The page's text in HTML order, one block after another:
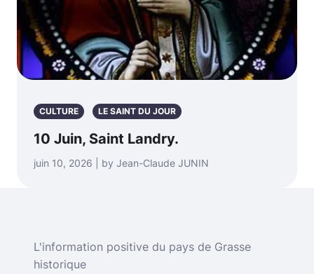
CULTURE LE SAINT DU JOUR
10 Juin, Saint Landry.
juin 10, 2026 | by Jean-Claude JUNIN
L'information positive du pays de Grasse
historique